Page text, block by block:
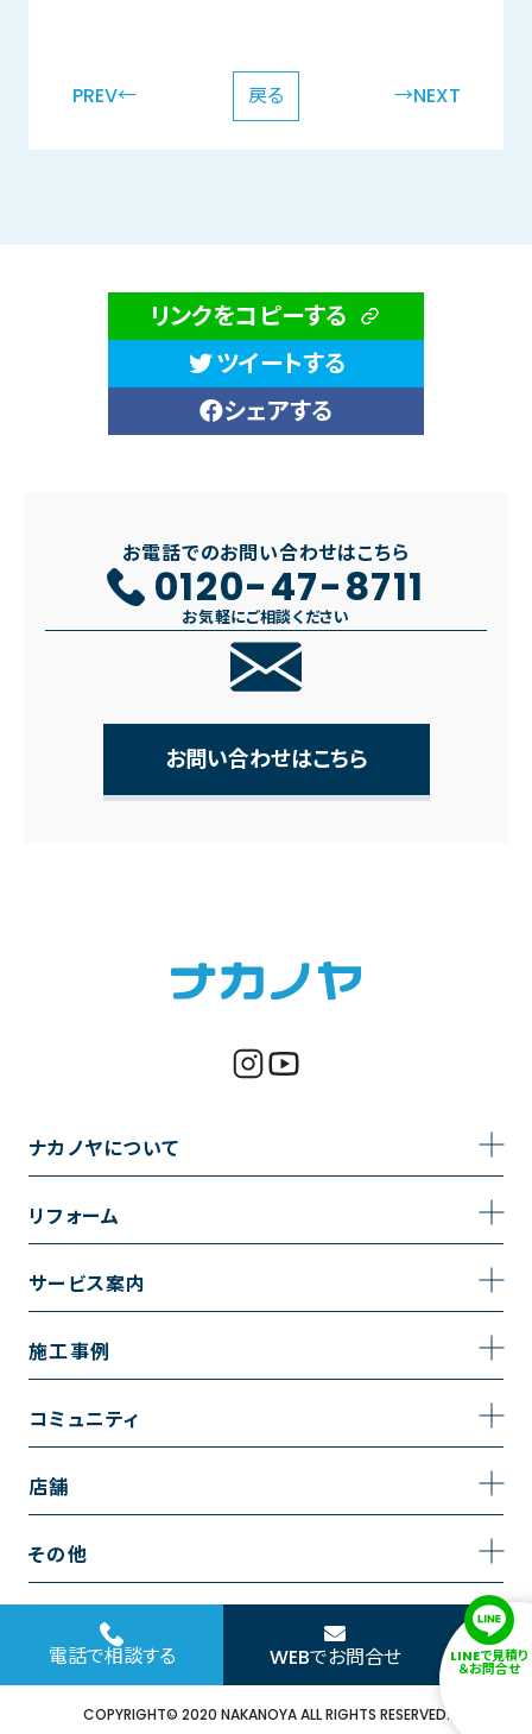
PREV← 戻る →NEXT
リンクをコピーする
ツイートする
シェアする
お電話でのお問い合わせはこちら
0120-47-8711
お気軽にご相談ください
お問い合わせはこちら
ナカノヤについて
事業内容
採用情報
リフォーム
トイレのリフォーム
キッチンのリフォーム
リノベーション
内装のリフォーム
水回りのリフォーム
外壁のリフォーム
窓のリフォーム
サービス案内
サービスの流れ
施工事例
施工事例一覧
お風呂の施工事例
洗面の施工事例
コミュニティ
コミュニティ
お知らせ
ブログ
店舗
越谷店
浦和店
日本橋店
その他
お問い合わせ
サイトポリシー
協力会社様専用お問い合わせフォーム
電話で相談する WEBでお問合せ LINEで見積り
＆お問合せ
COPYRIGHT© 2020 NAKANOYA ALL RIGHTS RESERVED.